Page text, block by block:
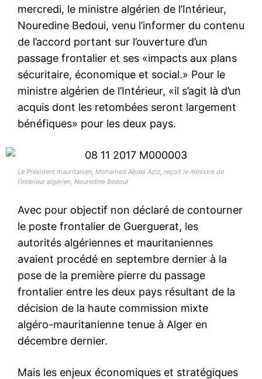
mercredi, le ministre algérien de l’Intérieur,
Nouredine Bedoui, venu l’informer du contenu
de l’accord portant sur l’ouverture d’un
passage frontalier et ses «impacts aux plans
sécuritaire, économique et social.» Pour le
ministre algérien de l’Intérieur, «il s’agit là d’un
acquis dont les retombées seront largement
bénéfiques» pour les deux pays.
Le Président mauritanien, Mohamed Abdel Aziz, reçoit le ministre de
l’intérieur algérien, Nouredine Bedoui
Avec pour objectif non déclaré de contourner
le poste frontalier de Guerguerat, les
autorités algériennes et mauritaniennes
avaient procédé en septembre dernier à la
pose de la première pierre du passage
frontalier entre les deux pays résultant de la
décision de la haute commission mixte
algéro-mauritanienne tenue à Alger en
décembre dernier.
Mais les enjeux économiques et stratégiques